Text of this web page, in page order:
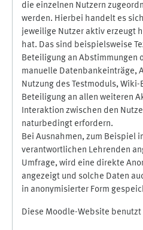
die einzelnen Nutzern
werden. Hierbei handelt es
jeweilige Nutzer aktiv erzeugt
hat. Das sind beispielsweise
Beteiligung an Abstimmungen
manuelle Datenbankeinträge,
Nutzung des Testmoduls,
Beteiligung an allen weiteren
Interaktion zwischen den
naturbedingt erfordern.
Bei Ausnahmen, zum Beispiel
verantwortlichen Lehrenden
Umfrage, wird eine direkte
angezeigt und solche Daten
in anonymisierter Form
Diese Moodle-Website